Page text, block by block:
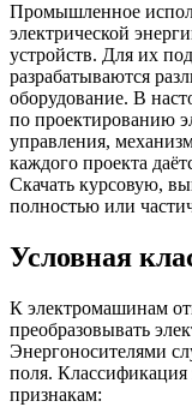
Промышленное
электрической
устройств. Для их
разрабатываются
оборудование. В
по проектированию
управления,
каждого проекта
Скачать курсовую,
полностью или
Условная
К электромашинам
преобразовывать
Энергоносителями
поля.
признакам: